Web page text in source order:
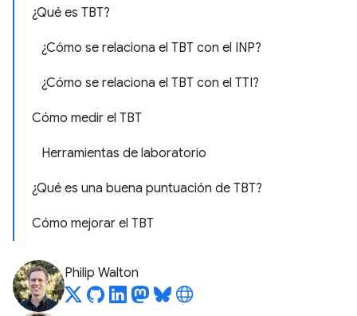
¿Qué es TBT?
¿Cómo se relaciona el TBT con el INP?
¿Cómo se relaciona el TBT con el TTI?
Cómo medir el TBT
Herramientas de laboratorio
¿Qué es una buena puntuación de TBT?
Cómo mejorar el TBT
Philip Walton